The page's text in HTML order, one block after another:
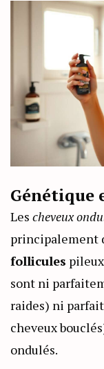
Génétique
Les cheveux
principalement
follicules
sont ni
raides) ni
cheveux
ondulés.